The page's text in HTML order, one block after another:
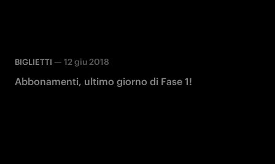
BIGLIETTI — 12 giu 2018
Abbonamenti, ultimo giorno di Fase 1!